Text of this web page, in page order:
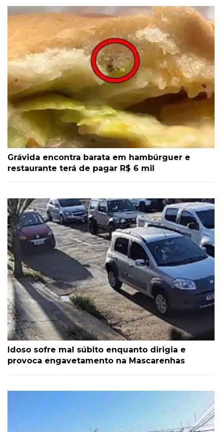
Grávida encontra barata em hambúrguer e
restaurante terá de pagar R$ 6 mil
Idoso sofre mal súbito enquanto dirigia e
provoca engavetamento na Mascarenhas